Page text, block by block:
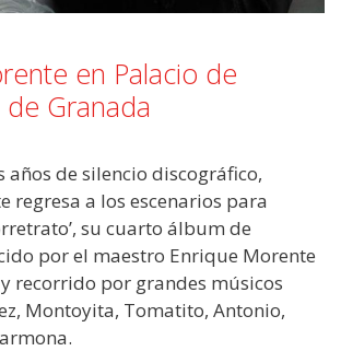
en Palacio de
Granada
años de silencio discográfico,
regresa a los escenarios para
su cuarto álbum de
por el maestro Enrique Morente
recorrido por grandes músicos
Montoyita, Tomatito, Antonio,